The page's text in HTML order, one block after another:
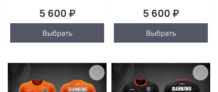
5 600 ₽
Выбрать
5 600 ₽
Выбрать